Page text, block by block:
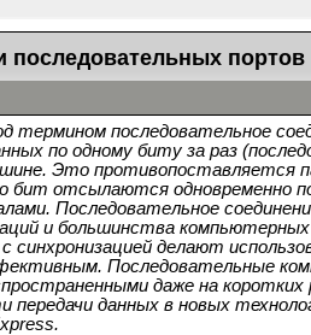
последовательных портов
термином последовательное
по одному биту за раз
Это противопоставляется
бит отсылаются одновременно
Последовательное
и большинства
делают
Последовательные
даже на коротких
передачи данных в новых